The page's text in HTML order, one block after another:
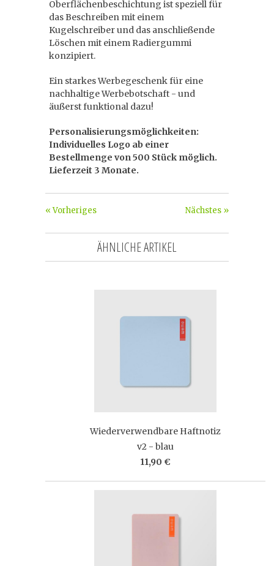
Oberflächenbeschichtung ist speziell für
das Beschreiben mit einem
Kugelschreiber und das anschließende
Löschen mit einem Radiergummi
konzipiert.
Ein starkes Werbegeschenk für eine
nachhaltige Werbebotschaft - und
äußerst funktional dazu!
Personalisierungsmöglichkeiten:
Individuelles Logo ab einer
Bestellmenge von 500 Stück möglich.
Lieferzeit 3 Monate.
Nächstes »
« Vorheriges
ÄHNLICHE ARTIKEL
Wiederverwendbare Haftnotiz
v2 - blau
11,90 €